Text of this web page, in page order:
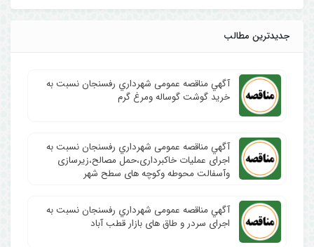
جدیدترین مطالب
آگهي مناقصه عمومی شهرداري رفسنجان نسبت به
خرید گوشت گوساله ومرغ گرم
آگهي مناقصه عمومی شهرداري رفسنجان نسبت به
اجرای عملیات خاکبرداری،حمل مصالح،زیرسازی
وآسفالت محوطه وکوچه های سطح شهر
آگهي مناقصه عمومی شهرداري رفسنجان نسبت به
اجرای سردر و طاق های بازار قطب آباد